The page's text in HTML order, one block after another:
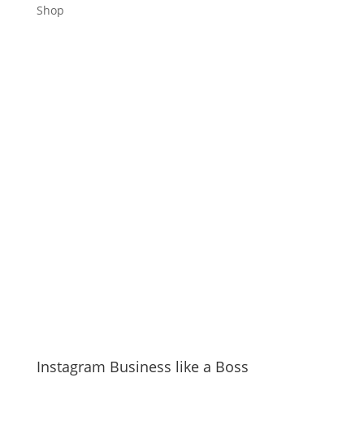
Shop
Instagram Business like a Boss